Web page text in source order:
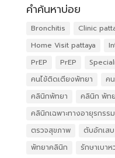
คำค้นหาบ่อย
Bronchitis Clinic
Home Visit pattaya
PrEP
PrEP
คนไข้ติดเตียงพัทยา
ค
คลินิกพัทยา
คลินิก พัท
คลินิกเฉพาะทางอายุรกรรม
ตรวจสุขภาพ
ตับอักเสบ
พัทยาคลินิก
รักษาเบาห